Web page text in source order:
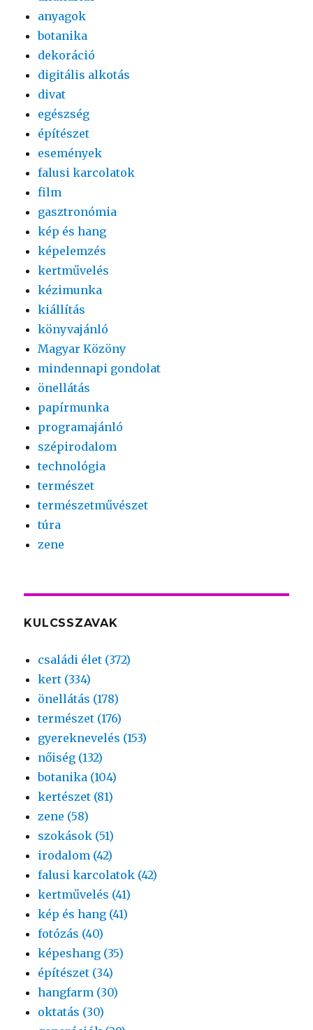
anyagok
botanika
dekoráció
digitális alkotás
divat
egészség
építészet
események
falusi karcolatok
film
gasztronómia
kép és hang
képelemzés
kertművelés
kézimunka
kiállítás
könyvajánló
Magyar Közöny
mindennapi gondolat
önellátás
papírmunka
programajánló
szépirodalom
technológia
természet
természetművészet
túra
zene
KULCSSZAVAK
családi élet (372)
kert (334)
önellátás (178)
természet (176)
gyereknevelés (153)
nőiség (132)
botanika (104)
kertészet (81)
zene (58)
szokások (51)
irodalom (42)
falusi karcolatok (42)
kertművelés (41)
kép és hang (41)
fotózás (40)
képeshang (35)
építészet (34)
hangfarm (30)
oktatás (30)